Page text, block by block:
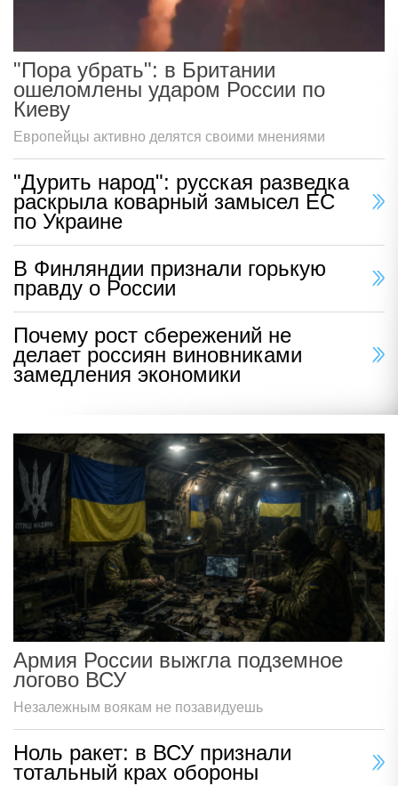
"Пора убрать": в Британии
ошеломлены ударом России по
Киеву
Европейцы активно делятся своими мнениями
"Дурить народ": русская разведка
раскрыла коварный замысел ЕС
по Украине
В Финляндии признали горькую
правду о России
Почему рост сбережений не
делает россиян виновниками
замедления экономики
Армия России выжгла подземное
логово ВСУ
Незалежным воякам не позавидуешь
Ноль ракет: в ВСУ признали
тотальный крах обороны